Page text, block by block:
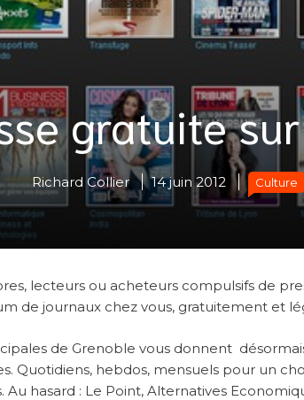
gratuite
Richard Collier 14 juin 2012 Culture
lecteurs ou acheteurs compulsifs de
de journaux chez vous, gratuitement et
de Grenoble vous donnent
Quotidiens, hebdos, mensuels pour un
Au hasard : Le Point, Alternatives